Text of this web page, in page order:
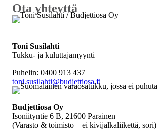
Ota yhteyttä
Toni Susilahti
Tukku- ja kuluttajamyynti
Puhelin: 0400 913 437
toni.susilahti@budjettiosa.fi
Budjettiosa Oy
Isoniityntie 6 B, 21600 Parainen
(Varasto & toimisto – ei kivijalkaliikettä, sori)